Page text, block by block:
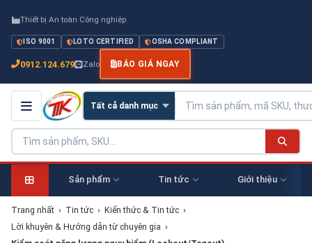
Thiết bị An toàn Công nghiệp
ISO 9001 LOTO CERTIFIED OSHA COMPLIANT
0912.124.679 Zalo BÁO GIÁ NGAY
Sản phẩm Tin tức Giới thiệu
Trang nhất › Tin tức › Kiến thức & Tin tức ›
Lời khuyên & Hướng dẫn từ chuyên gia ›